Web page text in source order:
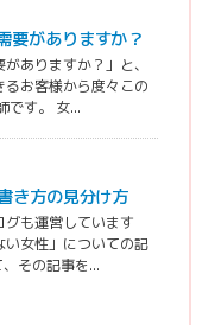
要がありますか？
ありますか？」と、
お客様から度々この
です。 女...
き方の見分け方
も運営しています
女性」についての記
その記事を...